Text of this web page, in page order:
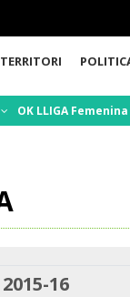
TERRITORI
OK LLIGA
16